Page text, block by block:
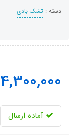
دسته : تشک بادی
4,300,000
آماده ارسال